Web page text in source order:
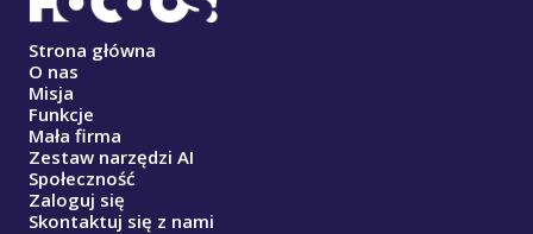
Strona główna
O nas
Misja
Funkcje
Mała firma
Zestaw narzędzi AI
Społeczność
Zaloguj się
Skontaktuj się z nami